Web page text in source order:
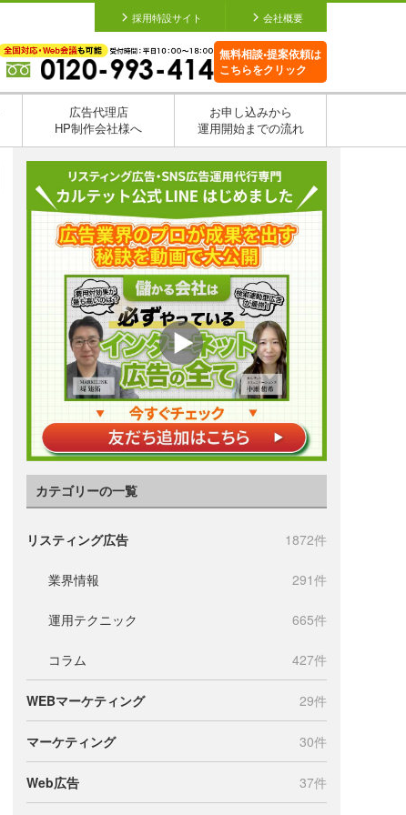
採用特設サイト 会社概要
無料相談•提案依頼は
こちらをクリック
広告代理店
HP制作会社様へ
お申し込みから
運用開始までの流れ
カテゴリーの一覧
リスティング広告 1872件
業界情報 291件
運用テクニック 665件
コラム 427件
WEBマーケティング 29件
マーケティング 30件
Web広告 37件